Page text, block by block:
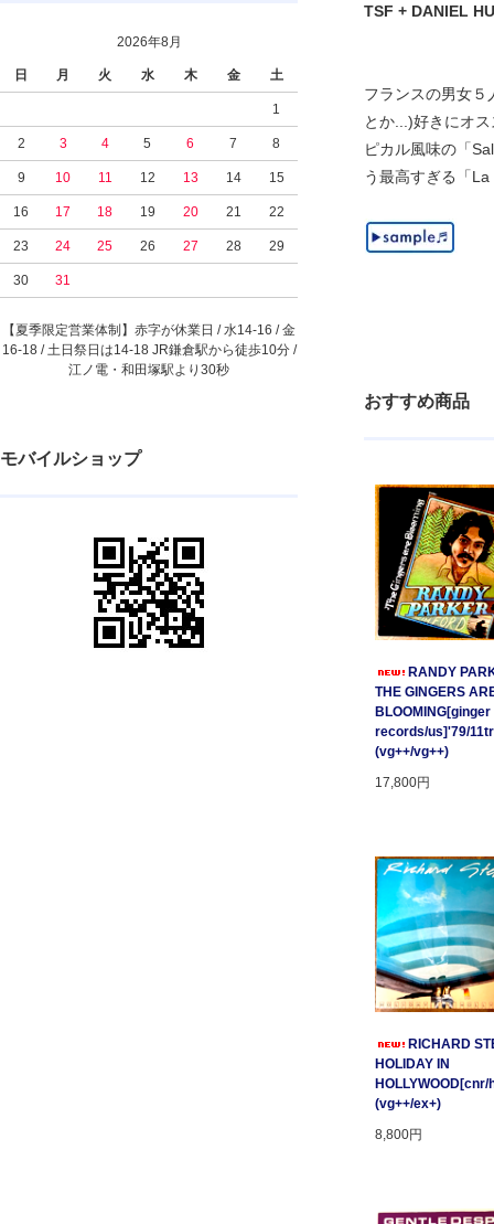
2026年8月
日 月 火 水 木 金 土
1
2 3 4 5 6 7 8
9 10 11 12 13 14 15
16 17 18 19 20 21 22
23 24 25 26 27 28 29
30 31
【夏季限定営業体制】赤字が休業日 / 水14-16 / 金
16-18 / 土日祭日は14-18 JR鎌倉駅から徒歩10分 /
江ノ電・和田塚駅より30秒
モバイルショップ
TSF + DANIEL
フランスの男女
とか...)好きにオ
ピカル風味の「
う最高すぎる「
おすすめ商品
RANDY
THE GINGERS
BLOOMING[ginger
records/us]'79/
(vg++/vg++)
17,800円
RICHARD
HOLIDAY IN
(vg++/ex+)
8,800円